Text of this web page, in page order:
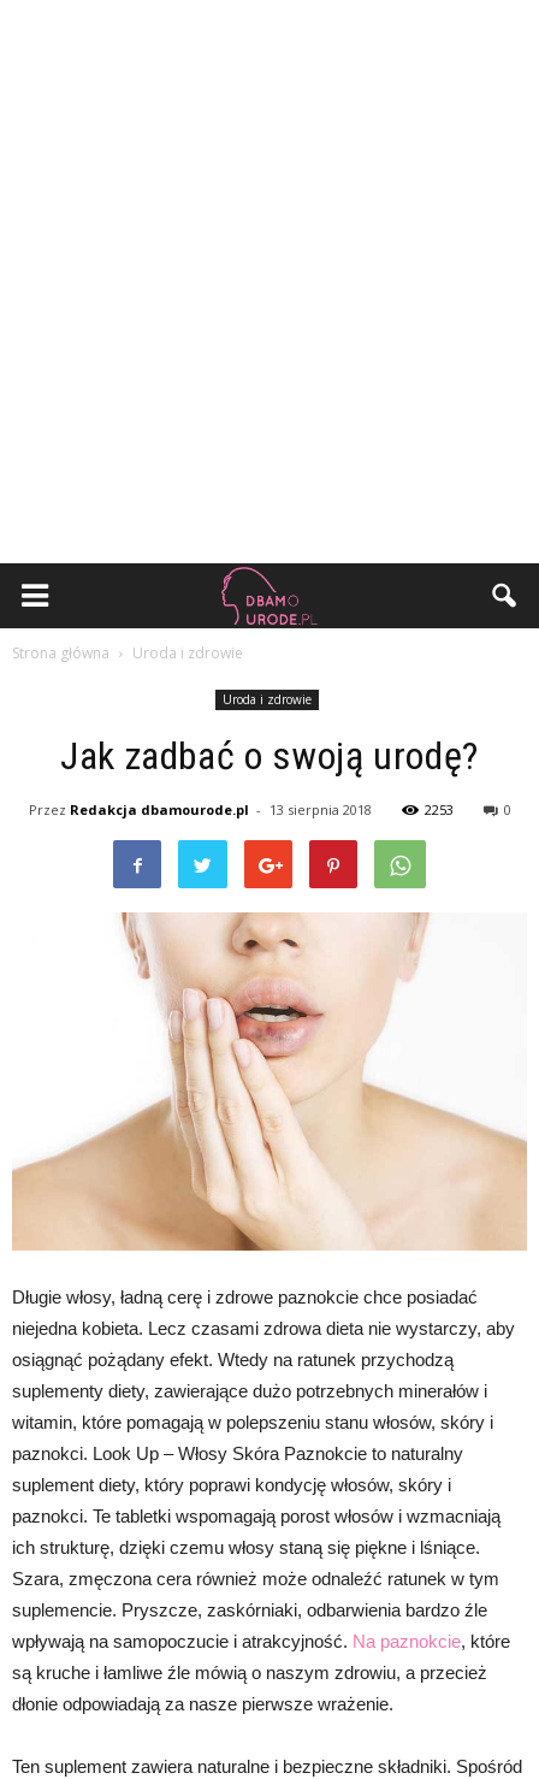
Strona główna Uroda i zdrowie
Uroda i zdrowie
Jak zadbać o swoją urodę?
Przez Redakcja dbamourode.pl - 13 sierpnia 2018 2253 0
Długie włosy, ładną cerę i zdrowe paznokcie chce posiadać
niejedna kobieta. Lecz czasami zdrowa dieta nie wystarczy, aby
osiągnąć pożądany efekt. Wtedy na ratunek przychodzą
suplementy diety, zawierające dużo potrzebnych minerałów i
witamin, które pomagają w polepszeniu stanu włosów, skóry i
paznokci. Look Up – Włosy Skóra Paznokcie to naturalny
suplement diety, który poprawi kondycję włosów, skóry i
paznokci. Te tabletki wspomagają porost włosów i wzmacniają
ich strukturę, dzięki czemu włosy staną się piękne i lśniące.
Szara, zmęczona cera również może odnaleźć ratunek w tym
suplemencie. Pryszcze, zaskórniaki, odbarwienia bardzo źle
wpływają na samopoczucie i atrakcyjność. Na paznokcie, które
są kruche i łamliwe źle mówią o naszym zdrowiu, a przecież
dłonie odpowiadają za nasze pierwsze wrażenie.
Ten suplement zawiera naturalne i bezpieczne składniki. Spośród